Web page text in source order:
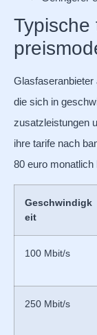
Typische
Glasfaseranbieter
die sich in
zusatzleistungen
ihre tarife nach
80 euro monatlich
Geschwindigk
eit
100 Mbit/s
250 Mbit/s